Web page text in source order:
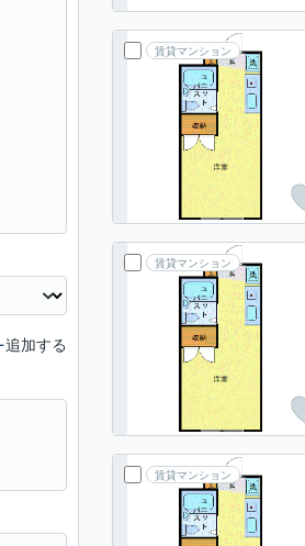
賃貸マンション
賃貸マンション
賃貸マンション
追加する